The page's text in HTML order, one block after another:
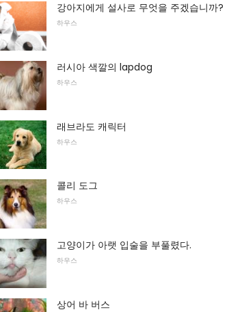
강아지에게 설사로 무엇을 주겠습니까?
하우스
러시아 색깔의 lapdog
하우스
래브라도 캐릭터
하우스
콜리 도그
하우스
고양이가 아랫 입술을 부풀렸다.
하우스
상어 바 버스